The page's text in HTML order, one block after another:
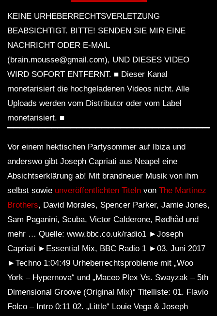
KEINE URHEBERRECHTSVERLETZUNG
BEABSICHTIGT. BITTE! SENDEN SIE MIR EINE
NACHRICHT ODER E-MAIL
(brain.mousse@gmail.com), UND DIESES VIDEO
WIRD SOFORT ENTFERNT. ■ Dieser Kanal
monetarisiert die hochgeladenen Videos nicht. Alle
Uploads werden vom Distributor oder vom Label
monetarisiert. ■
Vor einem hektischen Partysommer auf Ibiza und
anderswo gibt Joseph Capriati aus Neapel eine
Absichtserklärung ab! Mit brandneuer Musik von ihm
selbst sowie unveröffentlichten Titeln von The Martinez
Brothers, David Morales, Spencer Parker, Jamie Jones,
Sam Paganini, Scuba, Victor Calderone, Rødhåd und
mehr … Quelle: www.bbc.co.uk/radio1 ►Joseph
Capriati ►Essential Mix, BBC Radio 1 ►03. Juni 2017
►Techno 1:04:49 Urheberrechtsprobleme mit „Woo
York – Hypernova“ und „Maceo Plex Vs. Swayzak – 5th
Dimensional Groove (Original Mix)“ Titelliste: 01. Flavio
Folco – Intro 0:11 02. „Little“ Louie Vega & Joseph